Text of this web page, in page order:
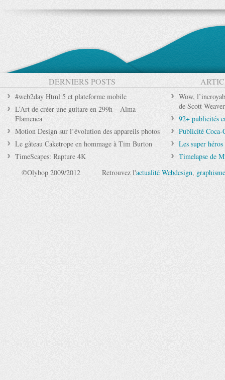
DERNIERS POSTS
#web2day Html 5 et plateforme mobile
L’Art de créer une guitare en 299h – Alma
Flamenca
Motion Design sur l’évolution des appareils photos
Le gâteau Caketrope en hommage à Tim Burton
TimeScapes: Rapture 4K
Wow,
de Scott Weaver
92+ publicités
Publicité Coca-
Les super
Timelapse de
©Olybop 2009/2012
Retrouvez l'actualité Webdesign, graphisme